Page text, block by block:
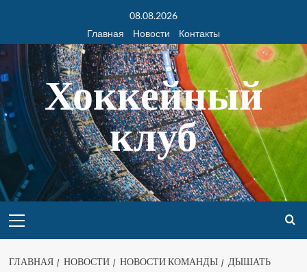
08.08.2026
Главная
Новости Контакты
Хоккейный
клуб
ГЛАВНАЯ НОВОСТИ НОВОСТИ КОМАНДЫ
ДЫШАТЬ